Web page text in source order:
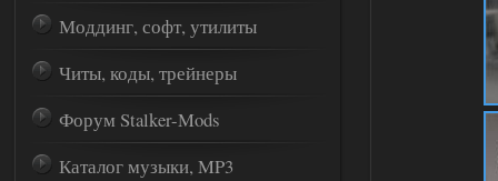
Моддинг, софт, утилиты
Читы, коды, трейнеры
Форум Stalker-Mods
Каталог музыки, MP3